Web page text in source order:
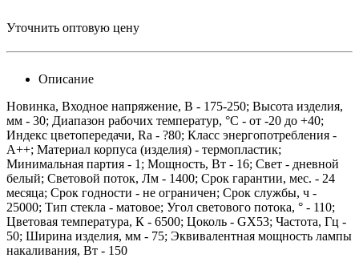
Уточнить оптовую цену
Описание
Новинка, Входное напряжение, В - 175-250; Высота изделия,
мм - 30; Диапазон рабочих температур, °С - от -20 до +40;
Индекс цветопередачи, Ra - ?80; Класс энергопотребления -
A++; Материал корпуса (изделия) - термопластик;
Минимальная партия - 1; Мощность, Вт - 16; Свет - дневной
белый; Световой поток, Лм - 1400; Срок гарантии, мес. - 24
месяца; Срок годности - не ограничен; Срок службы, ч -
25000; Тип стекла - матовое; Угол светового потока, ° - 110;
Цветовая температура, К - 6500; Цоколь - GX53; Частота, Гц -
50; Ширина изделия, мм - 75; Эквивалентная мощность лампы
накаливания, Вт - 150